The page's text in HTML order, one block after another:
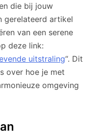
die bij jouw
gerelateerd artikel
van een serene
deze link:
uitstraling“. Dit
over hoe je met
omgeving